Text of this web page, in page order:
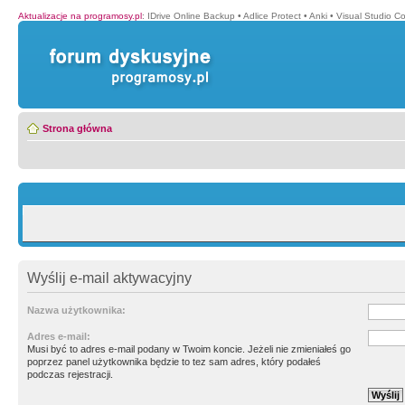
Aktualizacje na programosy.pl: IDrive Online Backup • Adlice Protect • Anki • Visual Studio
Strona główna
Wyślij e-mail aktywacyjny
Nazwa użytkownika:
Adres e-mail:
Musi być to adres e-mail podany w Twoim koncie. Jeżeli nie zmieniałeś go
poprzez panel użytkownika będzie to tez sam adres, który podałeś
podczas rejestracji.